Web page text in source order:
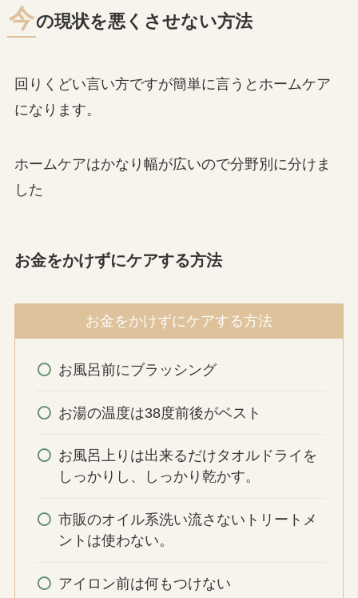
今の現状を悪くさせない方法
回りくどい言い方ですが簡単に言うとホームケア
になります。
ホームケアはかなり幅が広いので分野別に分けま
した
お金をかけずにケアする方法
お金をかけずにケアする方法
お風呂前にブラッシング
お湯の温度は38度前後がベスト
お風呂上りは出来るだけタオルドライを
しっかりし、しっかり乾かす。
市販のオイル系洗い流さないトリートメ
ントは使わない。
アイロン前は何もつけない